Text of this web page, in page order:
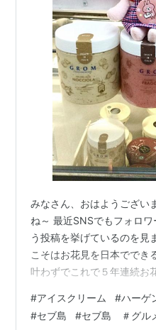
みなさん、おはようござい
ね～ 最近SNSでもフォロ
う投稿を挙げているのを見
こそはお花見を日本ででき
叶わずでこれで５年連続お
の日々の投稿からも感じて
すが、すべてがそうではな
#アイスクリーム #ハーゲ
#セブ島 #セブ島 ＃グル